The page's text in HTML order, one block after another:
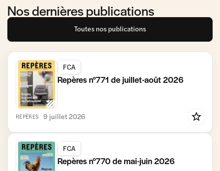
Nos dernières publications
Toutes nos publications
FCA
Repères n°771 de juillet-août 2026
REPÈRES 9 juillet 2026
FCA
Repères n°770 de mai-juin 2026